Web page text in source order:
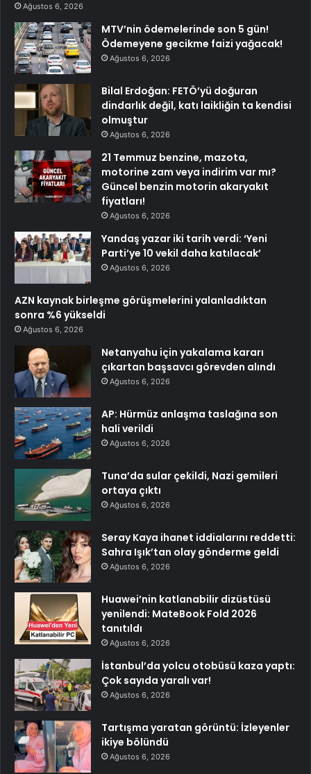
Ağustos 6, 2026
MTV’nin ödemelerinde son 5 gün!
Ödemeyene gecikme faizi yağacak!
Ağustos 6, 2026
Bilal Erdoğan: FETÖ’yü doğuran
dindarlık değil, katı laikliğin ta kendisi
olmuştur
Ağustos 6, 2026
21 Temmuz benzine, mazota,
motorine zam veya indirim var mı?
Güncel benzin motorin akaryakıt
fiyatları!
Ağustos 6, 2026
Yandaş yazar iki tarih verdi: ‘Yeni
Parti’ye 10 vekil daha katılacak’
Ağustos 6, 2026
AZN kaynak birleşme görüşmelerini yalanladıktan
sonra %6 yükseldi
Ağustos 6, 2026
Netanyahu için yakalama kararı
çıkartan başsavcı görevden alındı
Ağustos 6, 2026
AP: Hürmüz anlaşma taslağına son
hali verildi
Ağustos 6, 2026
Tuna’da sular çekildi, Nazi gemileri
ortaya çıktı
Ağustos 6, 2026
Seray Kaya ihanet iddialarını reddetti:
Sahra Işık’tan olay gönderme geldi
Ağustos 6, 2026
Huawei’nin katlanabilir dizüstüsü
yenilendi: MateBook Fold 2026
tanıtıldı
Ağustos 6, 2026
İstanbul’da yolcu otobüsü kaza yaptı:
Çok sayıda yaralı var!
Ağustos 6, 2026
Tartışma yaratan görüntü: İzleyenler
ikiye bölündü
Ağustos 6, 2026